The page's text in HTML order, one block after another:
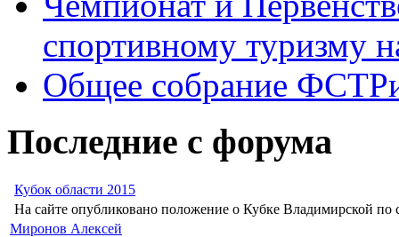
спортивному туризму
Общее собрание
Последние с форума
Кубок области 2015
На сайте опубликовано положение о Кубке Владимирской по
Миронов Алексей